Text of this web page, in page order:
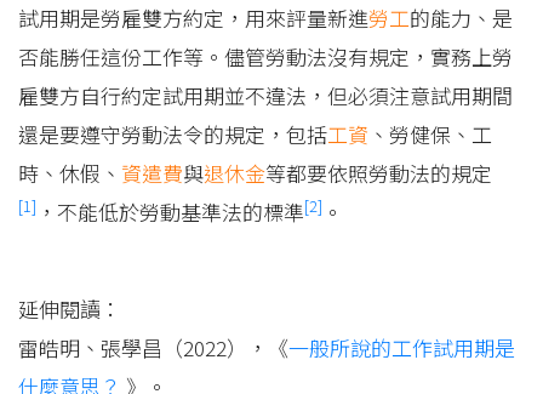
試用期是勞雇雙方約定，用來評量新進勞工的能力、是
否能勝任這份工作等。儘管勞動法沒有規定，實務上勞
雇雙方自行約定試用期並不違法，但必須注意試用期間
還是要遵守勞動法令的規定，包括工資 、勞健保、工
時、休假、 資遣費與退休金等都要依照勞動法的規定
[1] ，不能低於勞動基準法的標準[2] 。
延伸閱讀：
雷皓明、張學昌（2022），《一般所說的工作試用期是
什麼意思？ 》。